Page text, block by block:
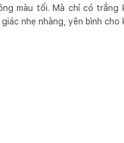
màu tối. Mà chỉ có trắng
nhẹ nhàng, yên bình cho